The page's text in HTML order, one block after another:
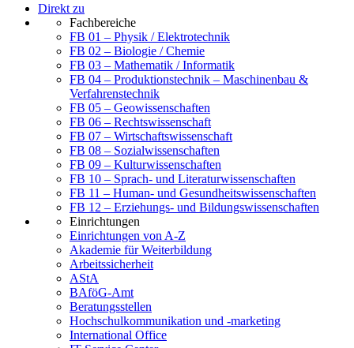
Direkt zu
Fachbereiche
FB 01 – Physik / Elektrotechnik
FB 02 – Biologie / Chemie
FB 03 – Mathematik / Informatik
FB 04 – Produktionstechnik – Maschinenbau &
Verfahrenstechnik
FB 05 – Geowissenschaften
FB 06 – Rechtswissenschaft
FB 07 – Wirtschaftswissenschaft
FB 08 – Sozialwissenschaften
FB 09 – Kulturwissenschaften
FB 10 – Sprach- und Literaturwissenschaften
FB 11 – Human- und Gesundheitswissenschaften
FB 12 – Erziehungs- und Bildungswissenschaften
Einrichtungen
Einrichtungen von A-Z
Akademie für Weiterbildung
Arbeitssicherheit
AStA
BAföG-Amt
Beratungsstellen
Hochschulkommunikation und -marketing
International Office